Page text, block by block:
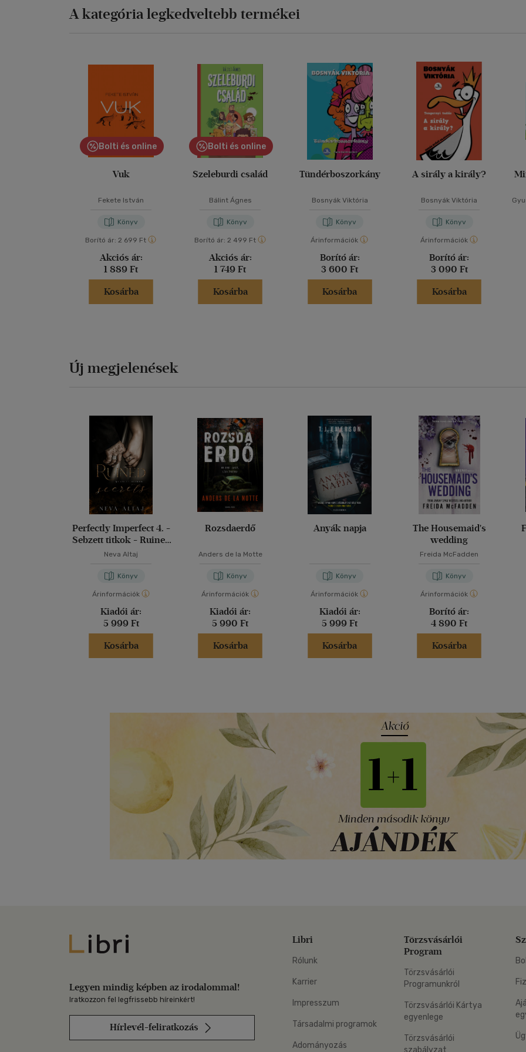
A kategória legkedveltebb termékei
Bolti és online
Vuk
Fekete István
Könyv
Borító ár: 2 699 Ft
Akciós ár:
1 889 Ft
Kosárba
Bolti és online
Szeleburdi család
Bálint Ágnes
Könyv
Borító ár: 2 499 Ft
Akciós ár:
1 749 Ft
Kosárba
Tündérboszorkány
Bosnyák Viktória
Könyv
Árinformációk
Borító ár:
3 600 Ft
Kosárba
A sirály a király?
Bosnyák Viktória
Könyv
Árinformációk
Borító ár:
3 090 Ft
Kosárba
Új megjelenések
Perfectly Imperfect 4. -
Sebzett titkok - Ruined
secrets
Neva Altaj
Könyv
Árinformációk
Kiadói ár:
5 999 Ft
Kosárba
Rozsdaerdő
Anders de la Motte
Könyv
Árinformációk
Kiadói ár:
5 990 Ft
Kosárba
Anyák napja
Könyv
Árinformációk
Kiadói ár:
5 999 Ft
Kosárba
The Housemaid's
wedding
Freida McFadden
Könyv
Árinformációk
Borító ár:
4 890 Ft
Kosárba
Libri
Legyen mindig képben az irodalommal!
Iratkozzon fel legfrissebb híreinkért!
Hírlevél-feliratkozás
Libri
Rólunk
Karrier
Impresszum
Társadalmi programok
Adományozás
Törzsvásárlói
Program
Törzsvásárlói
Programunkról
Törzsvásárlói Kártya
egyenlege
Törzsvásárlói
szabályzat